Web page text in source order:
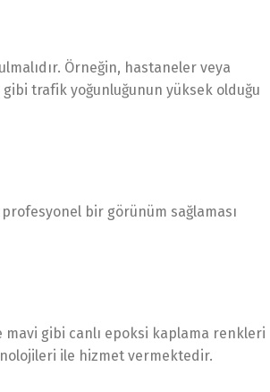
Örneğin, hastaneler veya
trafik yoğunluğunun yüksek olduğu
bir görünüm sağlaması
mavi gibi canlı epoksi kaplama renkleri
ile hizmet vermektedir.